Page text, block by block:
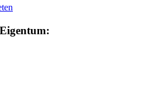
Eigentum: